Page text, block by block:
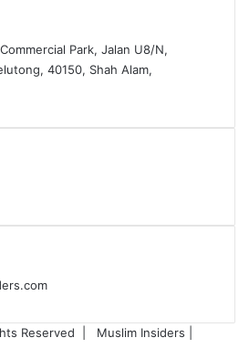
Park, Jalan U8/N,
40150, Shah Alam,
Reserved |
Muslim Insiders |